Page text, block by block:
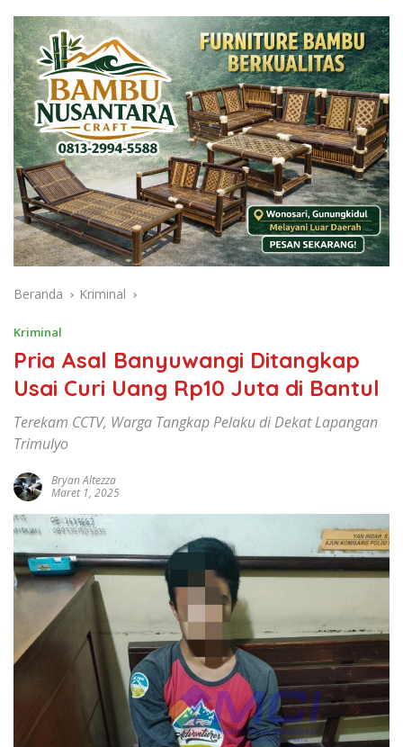
Beranda Kriminal
Kriminal
Pria Asal Banyuwangi Ditangkap
Usai Curi Uang Rp10 Juta di Bantul
Terekam CCTV, Warga Tangkap Pelaku di Dekat Lapangan
Trimulyo
Bryan Altezza
Maret 1, 2025